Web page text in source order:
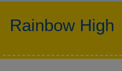
Rainbow High